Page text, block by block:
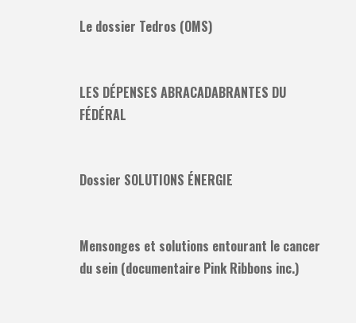
Le dossier Tedros (OMS)
LES DÉPENSES ABRACADABRANTES DU
FÉDÉRAL
Dossier SOLUTIONS ÉNERGIE
Mensonges et solutions entourant le cancer
du sein (documentaire Pink Ribbons inc.)